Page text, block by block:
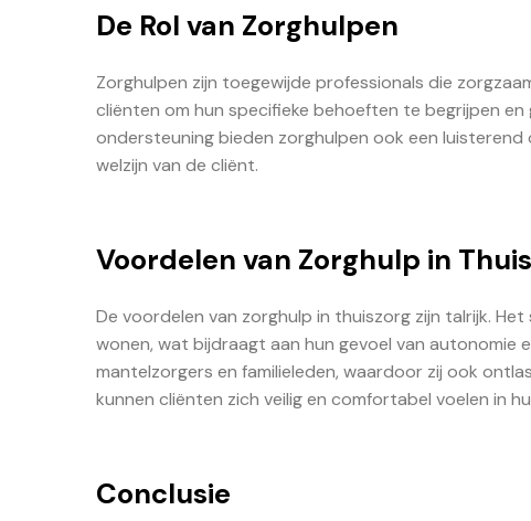
De Rol van Zorghulpen
Zorghulpen zijn toegewijde professionals die
cliënten om hun specifieke behoeften te begrijpen
ondersteuning bieden zorghulpen ook een
welzijn van de cliënt.
Voordelen van Zorghulp in
De voordelen van zorghulp in thuiszorg zijn talrijk.
wonen, wat bijdraagt aan hun gevoel van autonomie
mantelzorgers en familieleden, waardoor zij ook
kunnen cliënten zich veilig en comfortabel voelen in
Conclusie